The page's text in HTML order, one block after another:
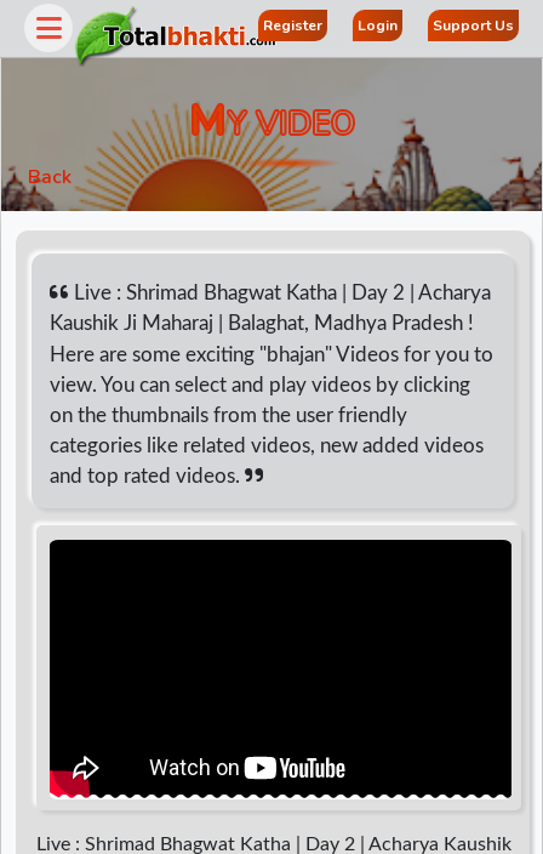
Register Login Support Us
MY VIDEO
Back
Live : Shrimad Bhagwat Katha | Day 2 | Acharya
Kaushik Ji Maharaj | Balaghat, Madhya Pradesh !
Here are some exciting "bhajan" Videos for you to
view. You can select and play videos by clicking
on the thumbnails from the user friendly
categories like related videos, new added videos
and top rated videos.
Live : Shrimad Bhagwat Katha | Day 2 | Acharya Kaushik